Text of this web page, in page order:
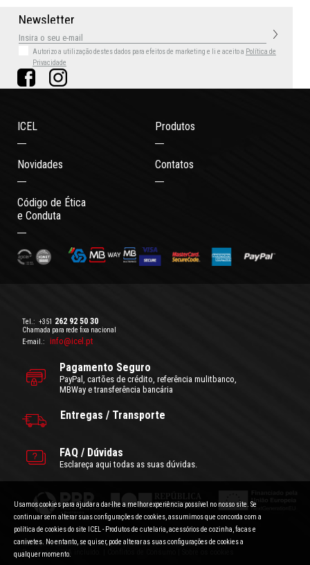
Newsletter
Autorizo a utilização destes dados para efeitos de marketing e li e aceito a Política de
Privacidade
ICEL Produtos
Novidades Contatos
Código de Ética
e Conduta
Tel.: +351 262 92 50 30
Chamada para rede fixa nacional
E-mail.:
info@icel.pt
Pagamento Seguro
PayPal, cartões de crédito, referência mulitbanco,
MBWay e transferência bancária
Entregas / Transporte
FAQ / Dúvidas
Esclareça aqui todas as suas dúvidas.
Condições Gerais de Utilização |Politica de Privacidade
Preços com IVA incluído.
Usamos cookies para ajudar a dar-lhe a melhor experiência possível no nosso site. Se
continuar sem alterar suas configurações de cookies, assumimos que concorda com a
política de cookies do site ICEL - Produtos de cutelaria, acessórios de cozinha, facas e
canivetes. No entanto, se quiser, pode alterar as suas configurações de cookies a
qualquer momento.